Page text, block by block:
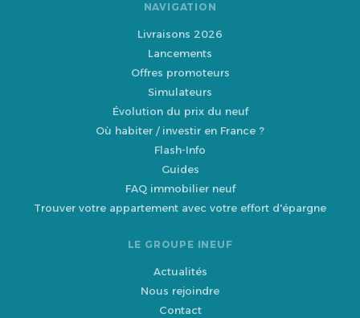
NAVIGATION
Livraisons 2026
Lancements
Offres promoteurs
Simulateurs
Évolution du prix du neuf
Où habiter / investir en France ?
Flash-Info
Guides
FAQ immobilier neuf
Trouver votre appartement avec votre effort d'épargne
LE GROUPE INEUF
Actualités
Nous rejoindre
Contact